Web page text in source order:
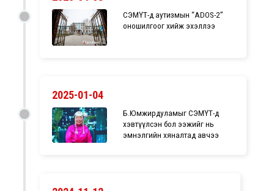
СЭМҮТ-д аутизмын “ADOS-2”
оношилгоог хийж эхэллээ
2025-01-04
Б.Юмжирдуламыг СЭМҮТ-д
хэвтүүлсэн бол ээжийг нь
эмнэлгийн хяналтад авчээ